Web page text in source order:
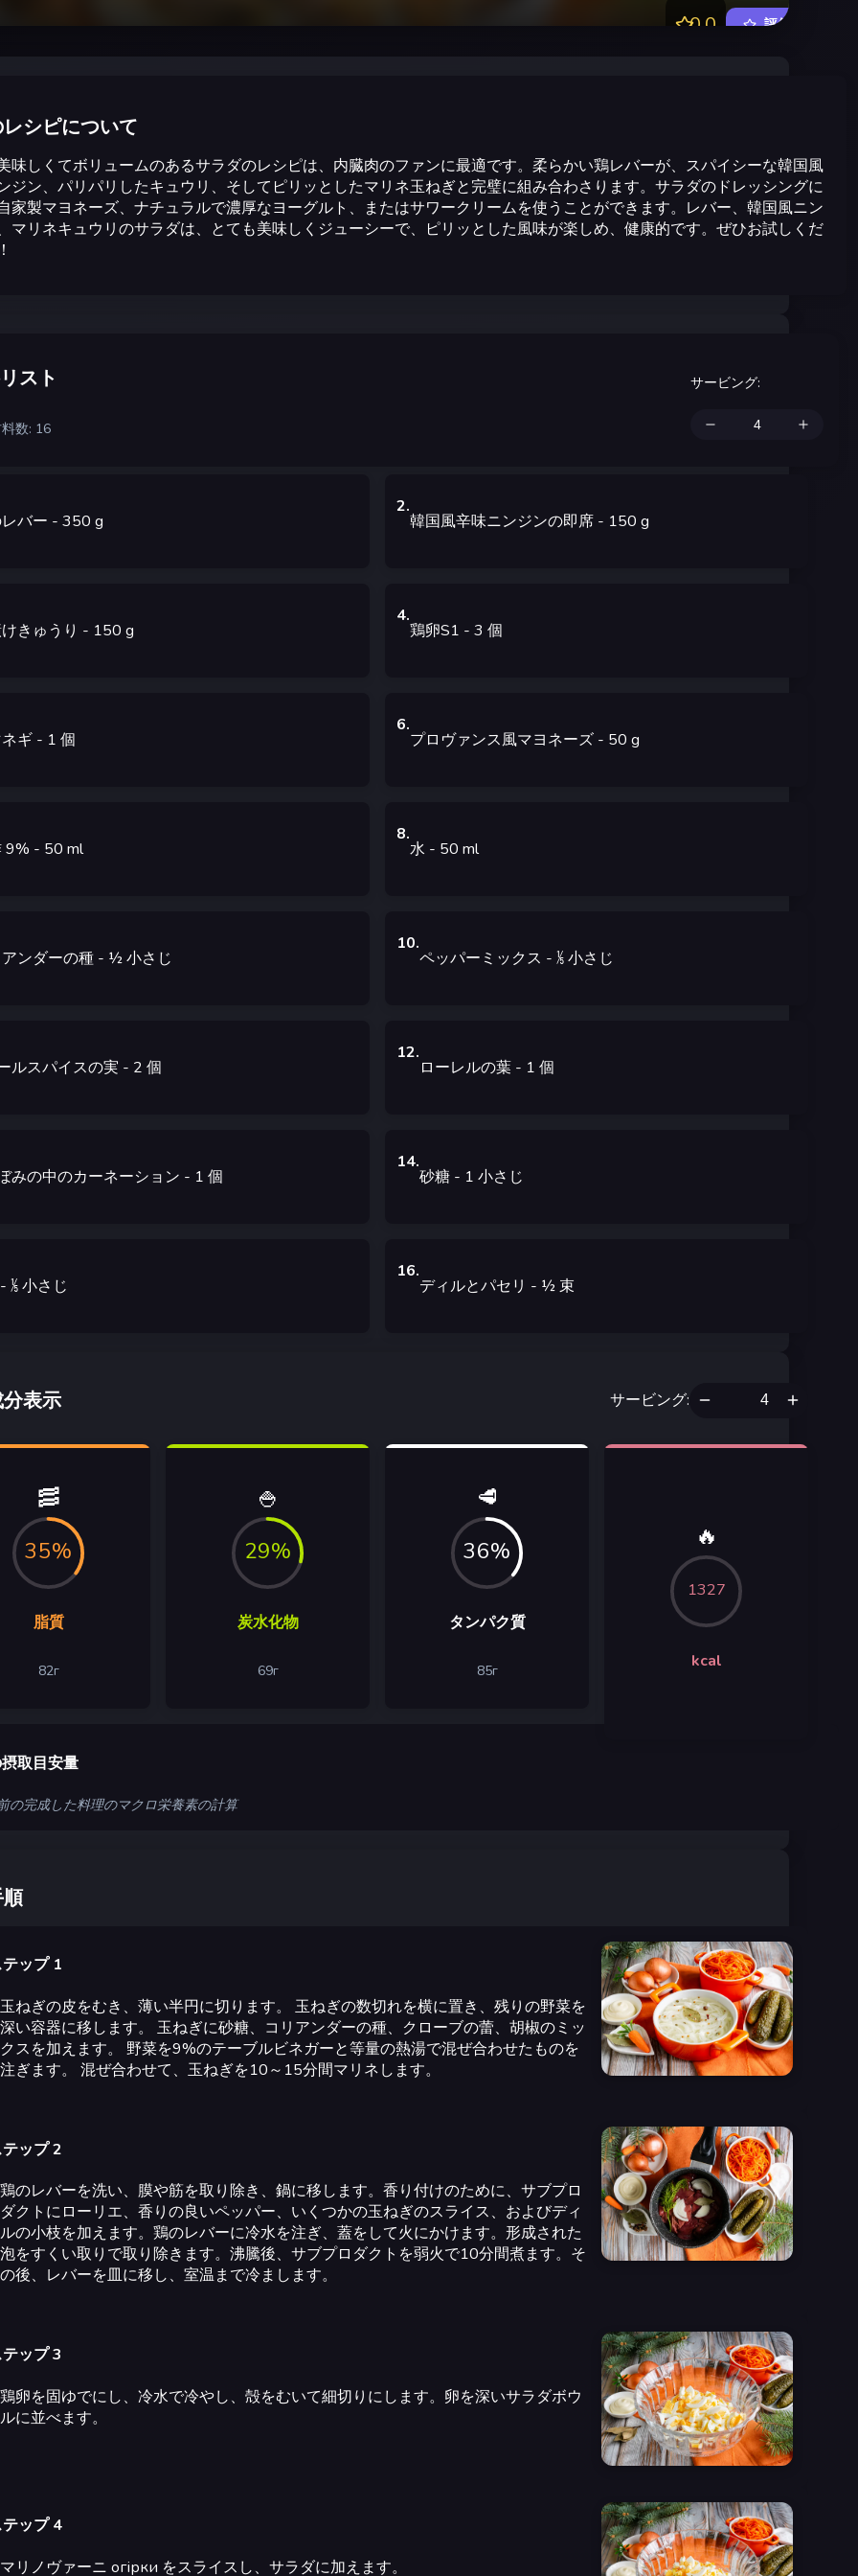
0.0 評価する
シピについて
味しくてボリュームのあるサラダのレシピは、内臓肉のファンに最適です。柔らかい鶏レバーが、スパイシーな韓国風
ジン、パリパリしたキュウリ、そしてピリッとしたマリネ玉ねぎと完璧に組み合わさります。サラダのドレッシングに
家製マヨネーズ、ナチュラルで濃厚なヨーグルト、またはサワークリームを使うことができます。レバー、韓国風ニン
マリネキュウリのサラダは、とても美味しくジューシーで、ピリッとした風味が楽しめ、健康的です。ぜひお試しくだ
スト
数: 16
サービング:
バー - 350 g
2.
韓国風辛味ニンジンの即席 - 150 g
きゅうり - 150 g
4.
鶏卵S1 - 3 個
ギ - 1 個
6.
プロヴァンス風マヨネーズ - 50 g
9% - 50 ml
8.
水 - 50 ml
ンダーの種 - ½小さじ
10.
ペッパーミックス - ⅕小さじ
ルスパイスの実 - 2 個
12.
ローレルの葉 - 1 個
みの中のカーネーション - 1 個
14.
砂糖 - 1 小さじ
⅕小さじ
16.
ディルとパセリ - ½束
表示 サービング:
🥓
35%
脂質
82г
🍚
29%
炭水化物
69г
🥩
36%
タンパク質
85г
🔥
1327
kcal
取目安量
の完成した料理のマクロ栄養素の計算
ップ 1
玉ねぎの皮をむき、薄い半円に切ります。 玉ねぎの数切れを横に置き、残りの野菜を
深い容器に移します。 玉ねぎに砂糖、コリアンダーの種、クローブの蕾、胡椒のミッ
クスを加えます。 野菜を9%のテーブルビネガーと等量の熱湯で混ぜ合わせたものを
注ぎます。 混ぜ合わせて、玉ねぎを10～15分間マリネします。
ップ 2
鶏のレバーを洗い、膜や筋を取り除き、鍋に移します。香り付けのために、サブプロ
ダクトにローリエ、香りの良いペッパー、いくつかの玉ねぎのスライス、およびディ
ルの小枝を加えます。鶏のレバーに冷水を注ぎ、蓋をして火にかけます。形成された
泡をすくい取りで取り除きます。沸騰後、サブプロダクトを弱火で10分間煮ます。そ
の後、レバーを皿に移し、室温まで冷まします。
ップ 3
鶏卵を固ゆでにし、冷水で冷やし、殻をむいて細切りにします。卵を深いサラダボウ
ルに並べます。
ップ 4
マリノヴァーニ огірки をスライスし、サラダに加えます。